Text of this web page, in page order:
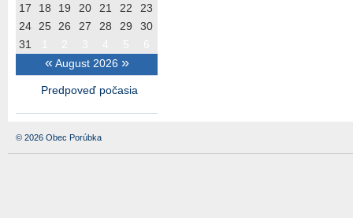
« August 2026 »
17
18 19 20 21 22
23
24
25 26 27 28 29
30
31
Predpoveď počasia
© 2026 Obec Porúbka